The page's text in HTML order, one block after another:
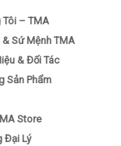
Tôi – TMA
& Sứ Mệnh TMA
& Đối Tác
Sản Phẩm
Store
Đại Lý